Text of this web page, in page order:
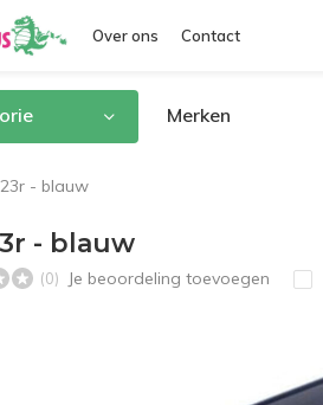
Over ons Contact
Merken
- blauw
- blauw
(0) Je beoordeling toevoegen